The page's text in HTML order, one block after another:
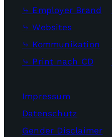
⤷ Employer Brand
⤷ Websites
⤷ Kommunikation
⤷ Print nach CD
Impressum
Datenschutz
Gender Disclaimer